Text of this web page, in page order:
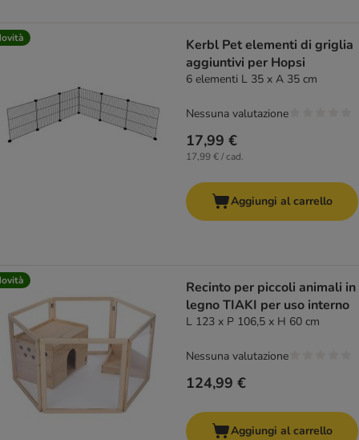
Kerbl Pet elementi di griglia
aggiuntivi per Hopsi
6 elementi L 35 x A 35 cm
17,99 €
17,99 € / cad.
Nessuna valutazione
Aggiungi al carrello
Recinto per piccoli animali in
legno TIAKI per uso interno
L 123 x P 106,5 x H 60 cm
124,99 €
Nessuna valutazione
Aggiungi al carrello